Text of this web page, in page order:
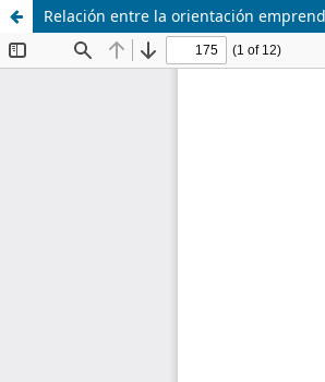
Relación entre la orientación